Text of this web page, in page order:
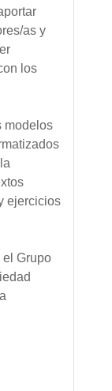
as y
los
modelos
ejercicios
el Grupo